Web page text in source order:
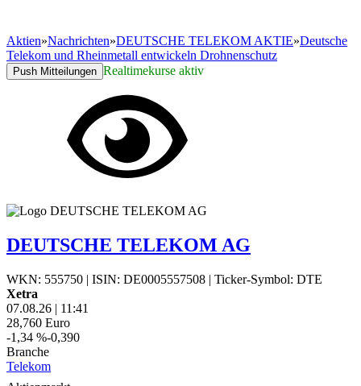
Aktien»Nachrichten»DEUTSCHE TELEKOM AKTIE»Deutsche
Telekom und Rheinmetall entwickeln Drohnenschutz
Push Mitteilungen Realtimekurse aktiv
DEUTSCHE TELEKOM AG
WKN: 555750 | ISIN: DE0005557508 | Ticker-Symbol: DTE
Xetra
07.08.26 | 11:41
28,760 Euro
-1,34 %-0,390
Branche
Telekom